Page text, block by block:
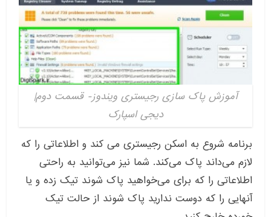
آموزش پاک سازی رجیستری ویندوز- قسمت دوم|
دیجی اسپارک
برنامه شروع به اسکن رجیستری می کند و اطلاعاتی را که
لازم می‌داند پاک می‌کند. شما نیز می‌توانید به راحتی
اطلاعاتی را که برای می‌خواهید پاک شوند تیک زده و یا
آنهایی را که دوست ندارید پاک شوند از حالت تیک